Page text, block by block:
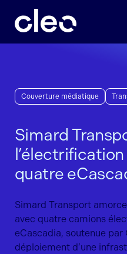
contenu
Couverture médiatique
Simard
quatre
Simard Transport
avec quatre camions
eCascadia, soutenue
déploiement d’une